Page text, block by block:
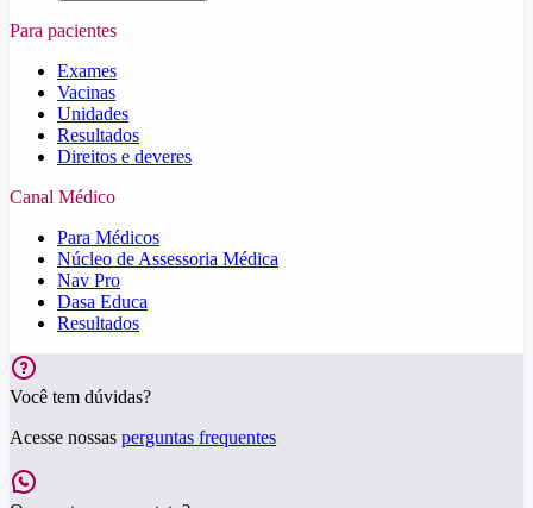
Para pacientes
Exames
Vacinas
Unidades
Resultados
Direitos e deveres
Canal Médico
Para Médicos
Núcleo de Assessoria Médica
Nav Pro
Dasa Educa
Resultados
Você tem dúvidas?
Acesse nossas perguntas frequentes